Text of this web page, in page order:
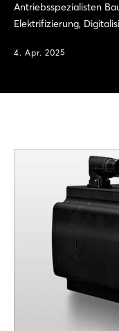
Antriebsspezialisten
Elektrifizierung,
4. Apr. 2025